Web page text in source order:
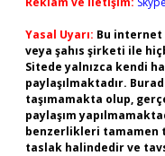
Yasal Uyarı: Bu
veya şahıs şirketi ile
Sitede yalnızca kendi
paylaşılmaktadır.
taşımamakta olup,
paylaşım
benzerlikleri tamamen
taslak halindedir ve